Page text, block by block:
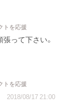
トを応援
って下さい。
トを応援
2018/08/17 21:00